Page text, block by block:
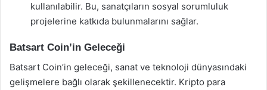
kullanılabilir. Bu, sanatçıların sosyal sorumluluk
projelerine katkıda bulunmalarını sağlar.
Batsart Coin’in Geleceği
Batsart Coin’in geleceği, sanat ve teknoloji dünyasındaki
gelişmelere bağlı olarak şekillenecektir. Kripto para